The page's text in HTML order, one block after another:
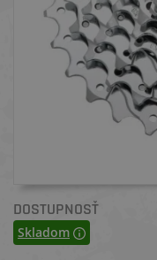
DOSTUPNOSŤ
Skladom